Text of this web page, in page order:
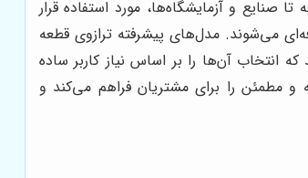
صنایع و آزمایشگاه‌ها، مورد استفاده قرار
می‌شوند. مدل‌های پیشرفته ترازوی قطعه
انتخاب آن‌ها را بر اساس نیاز کاربر ساده
و مطمئن را برای مشتریان فراهم می‌کند و